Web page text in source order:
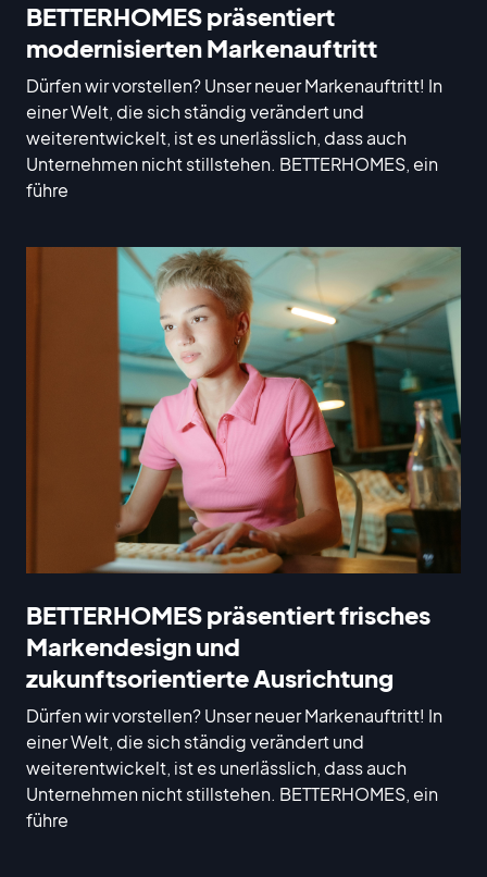
BETTERHOMES präsentiert
modernisierten Markenauftritt
Dürfen wir vorstellen? Unser neuer Markenauftritt! In
einer Welt, die sich ständig verändert und
weiterentwickelt, ist es unerlässlich, dass auch
Unternehmen nicht stillstehen. BETTERHOMES, ein
führe
BETTERHOMES präsentiert frisches
Markendesign und
zukunftsorientierte Ausrichtung
Dürfen wir vorstellen? Unser neuer Markenauftritt! In
einer Welt, die sich ständig verändert und
weiterentwickelt, ist es unerlässlich, dass auch
Unternehmen nicht stillstehen. BETTERHOMES, ein
führe